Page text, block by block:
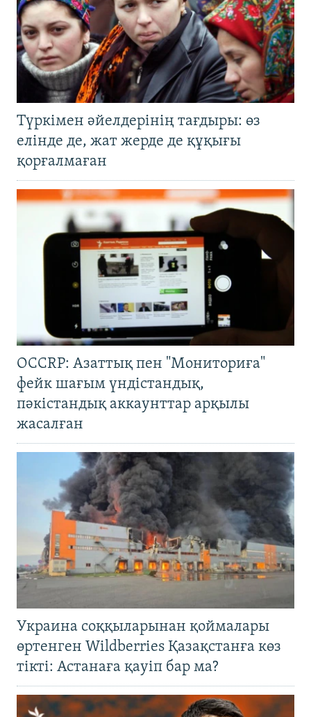
Түркімен әйелдерінің тағдыры: өз
елінде де, жат жерде де құқығы
қорғалмаған
OCCRP: Азаттық пен "Мониториға"
фейк шағым үндістандық,
пәкістандық аккаунттар арқылы
жасалған
Украина соққыларынан қоймалары
өртенген Wildberries Қазақстанға көз
тікті: Астанаға қауіп бар ма?